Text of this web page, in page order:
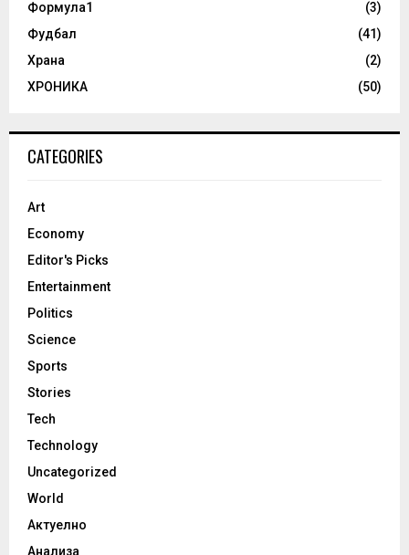
Формула1
(3)
Фудбал
(41)
Храна
(2)
ХРОНИКА
(50)
CATEGORIES
Art
Economy
Editor's Picks
Entertainment
Politics
Science
Sports
Stories
Tech
Technology
Uncategorized
World
Актуелно
Анализа